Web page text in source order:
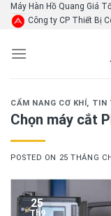
SkipMáy Hàn Hồ Quang Giá
Công ty CP Thiết Bị
CẨM NANG CƠ KHÍ, TIN
Chọn máy cắt
POSTED ON 25 THÁNG
25
Th9